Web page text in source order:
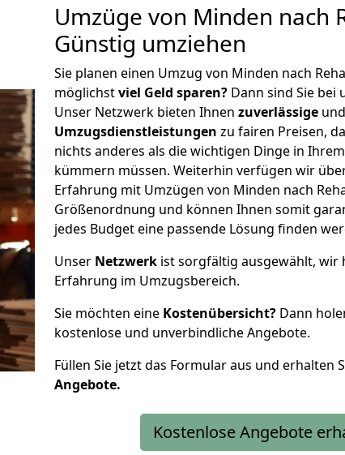
Umzüge von Minden nach
Günstig umziehen
Sie planen einen Umzug von Minden nach
möglichstviel Geld sparen? Dann sind Sie bei
Unser Netzwerk bieten Ihnen zuverlässige und
Umzugsdienstleistungen zu fairen Preisen,
nichts anderes als die wichtigen Dinge in
kümmern müssen. Weiterhin verfügen wir
Erfahrung mit Umzügen von Minden nach
Größenordnung und können Ihnen somit
jedes Budget eine passende Lösung finden
Unser Netzwerk ist sorgfältig ausgewählt, wir
Erfahrung im Umzugsbereich.
Sie möchten eine Kostenübersicht? Dann
kostenlose und unverbindliche Angebote.
Füllen Sie jetzt das Formular aus und erhalten
Angebote.
Kostenlose Angebote